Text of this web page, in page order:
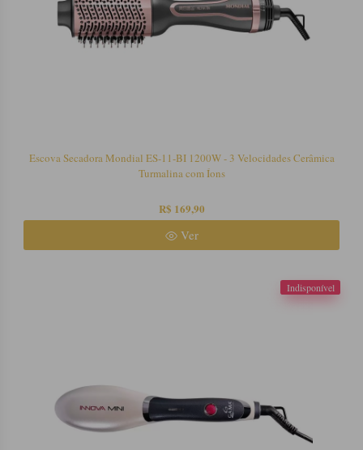
Escova Secadora Mondial ES-11-BI 1200W - 3 Velocidades Cerâmica
Turmalina com Íons
R$ 169,90
Ver
Indisponível